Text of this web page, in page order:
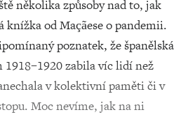
několika způsoby nad to, jak
knížka od Maçãese o pandemii.
poznatek, že španělská
zabila víc lidí než
v kolektivní paměti či v
Moc nevíme, jak na ni